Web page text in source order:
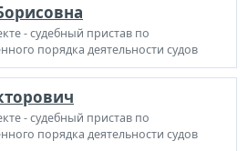
- судебный пристав по
порядка деятельности судов
- судебный пристав по
порядка деятельности судов